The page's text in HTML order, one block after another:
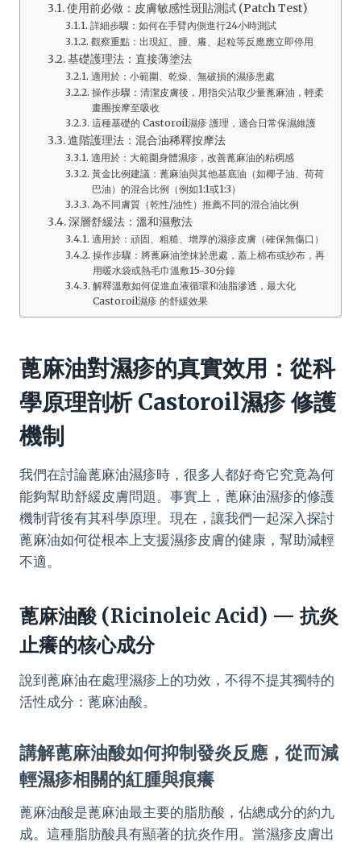
使用前必做：皮膚敏感性斑貼測試 (Patch Test)
詳細步驟：如何在手臂內側進行24小時測試
觀察重點：出現紅、腫、癢、起粒等反應應立即停用
基礎護理法：直接薄塗法
適用於：小範圍、乾燥、無破損的濕疹患處
操作步驟：清潔皮膚後，用指尖沾取少量蓖麻油，輕柔
畫圈按摩至吸收
這種基礎的 Castoroil濕疹 護理，適合日常保濕維護
進階護理法：混合油稀釋按摩法
適用於：大範圍身體濕疹，改善蓖麻油的粘稠感
黃金比例建議：蓖麻油與其他基底油（如椰子油、荷荷
巴油）的混合比例（例如1:1或1:3）
為不同膚質（乾性/油性）推薦不同的混合油比例
深層舒緩法：溫和濕敷法
適用於：頑固、粗糙、增厚的濕疹皮膚（確保無傷口）
操作步驟：將蓖麻油塗抹於患處，蓋上棉布或紗布，再
用暖水袋或熱毛巾溫敷15-30分鐘
解釋溫敷如何促進血液循環和油脂滲透，最大化
Castoroil濕疹 的舒緩效果
蓖麻油對濕疹的真實效用：從科
學原理剖析 Castoroil濕疹 修護
機制
我們在討論蓖麻油濕疹時，很多人都好奇它究竟為何
能夠幫助舒緩皮膚問題。事實上，蓖麻油濕疹的修護
機制背後有其科學原理。現在，讓我們一起深入探討
蓖麻油如何從根本上支援濕疹皮膚的健康，幫助減輕
不適。
蓖麻油酸 (Ricinoleic Acid) — 抗炎
止癢的核心成分
說到蓖麻油在處理濕疹上的功效，不得不提其獨特的
活性成分：蓖麻油酸。
講解蓖麻油酸如何抑制發炎反應，從而減
輕濕疹相關的紅腫與痕癢
蓖麻油酸是蓖麻油最主要的脂肪酸，佔總成分的約九
成。這種脂肪酸具有顯著的抗炎作用。當濕疹皮膚出